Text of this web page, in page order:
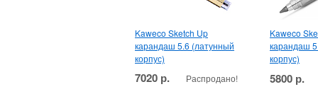
Kaweco Sketch Up
карандаш 5.6 (латунный
корпус)
7020 р. Распродано!
Kaweco
карандаш
корпус)
5800 р.